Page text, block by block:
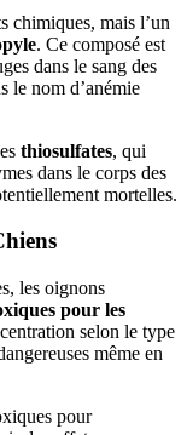
chimiques, mais l’un
. Ce composé est
dans le sang des
le nom d’anémie
thiosulfates, qui
dans le corps des
mortelles.
les oignons
pour les
selon le type
même en
pour